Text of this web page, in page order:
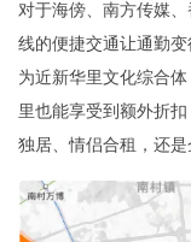
对于海傍、南方传媒
线的便捷交通让通勤
为近新华里文化综合
里也能享受到额外折
独居、情侣合租，还是